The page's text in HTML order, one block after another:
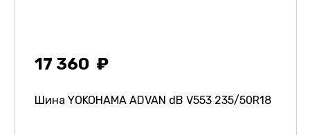
17 360
Шина YOKOHAMA ADVAN dB V553 235/50R18